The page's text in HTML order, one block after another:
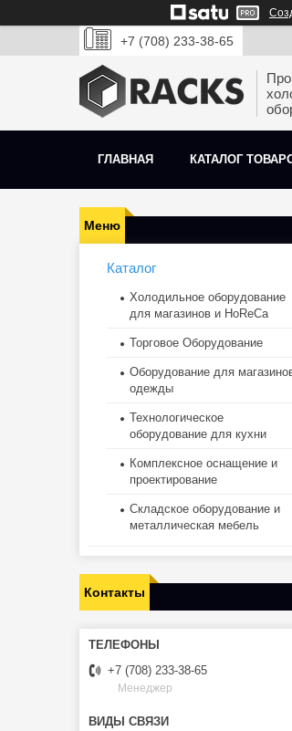
+7 (708) 233-38-65
ГЛАВНАЯ КАТАЛОГ
Каталог
Холодильное оборудование
для магазинов и HoReCa
Торговое Оборудование
Оборудование для
одежды
Технологическое
оборудование для кухни
Комплексное оснащение и
проектирование
Складское оборудование и
металлическая мебель
Контакты
+7 (708) 233-38-65
Менеджер